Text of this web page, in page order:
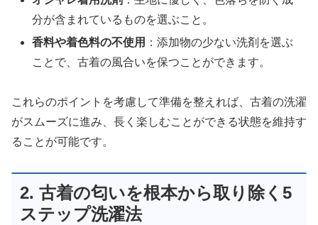
分が含まれているものを選ぶこと。
香料や着色料の不使用 ：添加物の少ない洗剤を選ぶ
ことで、古着の風合いを保つことができます。
これらのポイントを考慮して準備を整えれば、古着の洗濯
がスムーズに進み、長く楽しむことができる状態を維持す
ることが可能です。
2. 古着の匂いを根本から取り除く5
ステップ洗濯法